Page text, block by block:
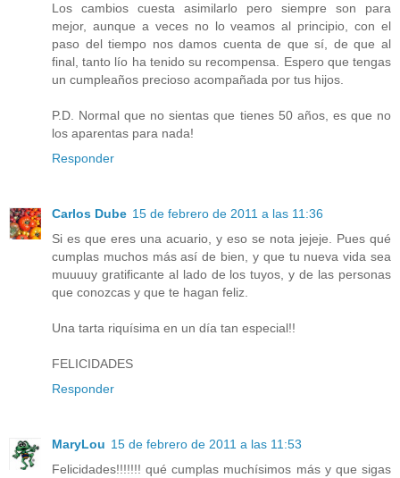
Los cambios cuesta asimilarlo pero siempre son para
mejor, aunque a veces no lo veamos al principio, con el
paso del tiempo nos damos cuenta de que sí, de que al
final, tanto lío ha tenido su recompensa. Espero que tengas
un cumpleaños precioso acompañada por tus hijos.
P.D. Normal que no sientas que tienes 50 años, es que no
los aparentas para nada!
Responder
Carlos Dube 15 de febrero de 2011 a las 11:36
Si es que eres una acuario, y eso se nota jejeje. Pues qué
cumplas muchos más así de bien, y que tu nueva vida sea
muuuuy gratificante al lado de los tuyos, y de las personas
que conozcas y que te hagan feliz.
Una tarta riquísima en un día tan especial!!
FELICIDADES
Responder
MaryLou 15 de febrero de 2011 a las 11:53
Felicidades!!!!!!! qué cumplas muchísimos más y que sigas